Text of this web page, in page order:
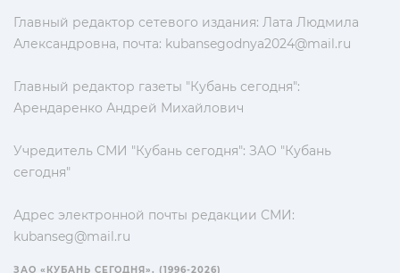
Главный редактор сетевого издания: Лата Людмила
Александровна, почта: kubansegodnya2024@mail.ru
Главный редактор газеты "Кубань сегодня":
Арендаренко Андрей Михайлович
Учредитель СМИ "Кубань сегодня": ЗАО "Кубань
сегодня"
Адрес электронной почты редакции СМИ:
kubanseg@mail.ru
ЗАО «КУБАНЬ СЕГОДНЯ». (1996-2026)